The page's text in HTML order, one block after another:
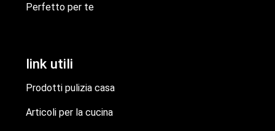
Perfetto per te
link utili
Prodotti pulizia casa
Articoli per la cucina